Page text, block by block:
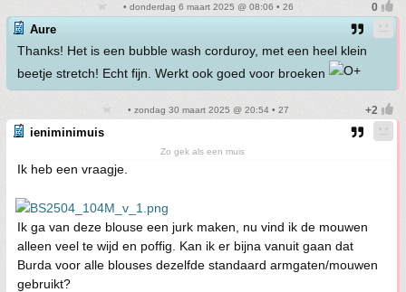
• donderdag 6 maart 2025 @ 08:06 • 26
Aure
Thanks! Het is een bubble wash corduroy, met een heel klein
beetje stretch! Echt fijn. Werkt ook goed voor broeken
• zondag 30 maart 2025 @ 20:54 • 27
ieniminimuis
Zo gek als een muis
Ik heb een vraagje.
Ik ga van deze blouse een jurk maken, nu vind ik de mouwen
alleen veel te wijd en poffig. Kan ik er bijna vanuit gaan dat
Burda voor alle blouses dezelfde standaard armgaten/mouwen
gebruikt?